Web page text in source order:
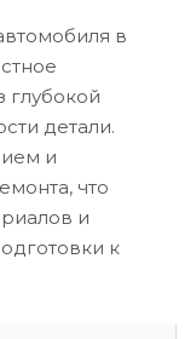
в
глубокой
детали.
и
что
и
к